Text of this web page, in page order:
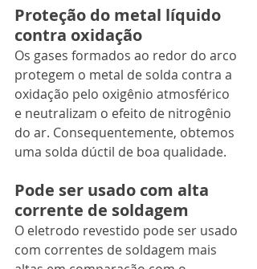
Proteção do metal líquido
contra oxidação
Os gases formados ao redor do arco
protegem o metal de solda contra a
oxidação pelo oxigênio atmosférico
e neutralizam o efeito de nitrogênio
do ar. Consequentemente, obtemos
uma solda dúctil de boa qualidade.
Pode ser usado com alta
corrente de soldagem
O eletrodo revestido pode ser usado
com correntes de soldagem mais